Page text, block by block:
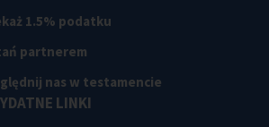
1.5% podatku
partnerem
nas w testamencie
LINKI